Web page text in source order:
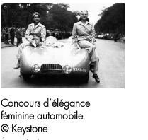
être
choisies
sur
la
page
produit
Ce
a
plusieurs
variations.
Concours d’élégance
féminine automobile
© Keystone